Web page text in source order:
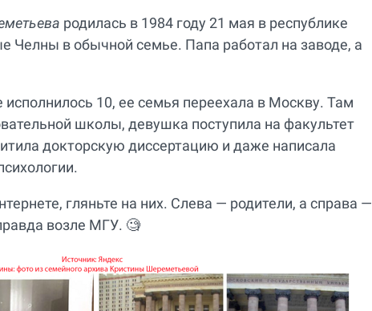
родилась в 1984 году 21 мая в республике
Челны в обычной семье. Папа работал на заводе, а
исполнилось 10, ее семья переехала в Москву. Там
школы, девушка поступила на факультет
докторскую диссертацию и даже написала
гляньте на них. Слева — родители, а справа —
возле МГУ. 🧐